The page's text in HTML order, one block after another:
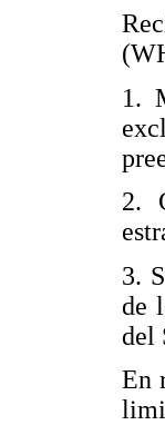
1.
2.
3.
de
del
En